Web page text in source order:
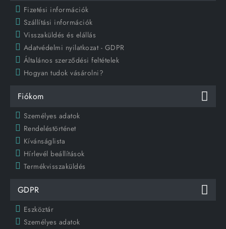
Fizetési információk
Szállítási információk
Visszaküldés és elállás
Adatvédelmi nyilatkozat - GDPR
Általános szerződési feltételek
Hogyan tudok vásárolni?
Fiókom
Személyes adatok
Rendeléstörténet
Kívánságlista
Hírlevél beállítások
Termékvisszaküldés
GDPR
Eszköztár
Személyes adatok